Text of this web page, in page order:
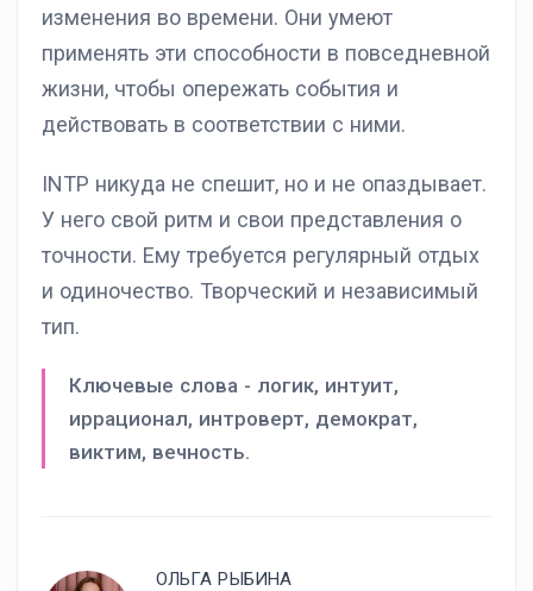
изменения во времени. Они умеют
применять эти способности в повседневной
жизни, чтобы опережать события и
действовать в соответствии с ними.
INTP никуда не спешит, но и не опаздывает.
У него свой ритм и свои представления о
точности. Ему требуется регулярный отдых
и одиночество. Творческий и независимый
тип.
Ключевые слова - логик, интуит,
иррационал, интроверт, демократ,
виктим, вечность.
ОЛЬГА РЫБИНА